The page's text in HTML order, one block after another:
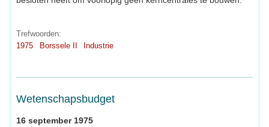
Trefwoorden:
1975
Borssele II Industrie
Wetenschapsbudget
16 september 1975